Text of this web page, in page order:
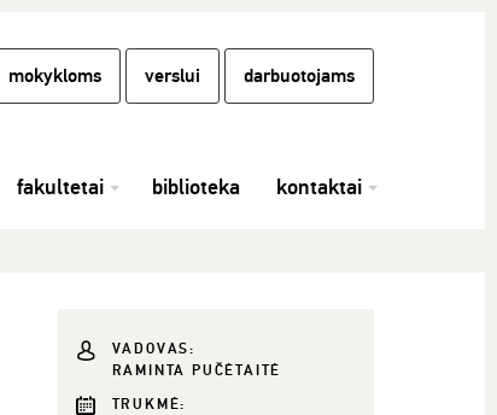
mokykloms verslui darbuotojams
fakultetai biblioteka kontaktai
VADOVAS:
RAMINTA PUČĖTAITĖ
TRUKMĖ: